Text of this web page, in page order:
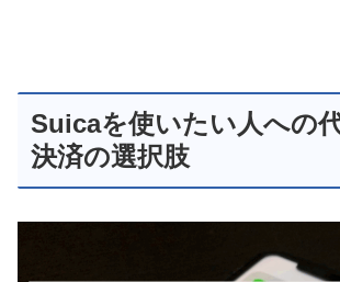
Suicaを使いたい人への
決済の選択肢